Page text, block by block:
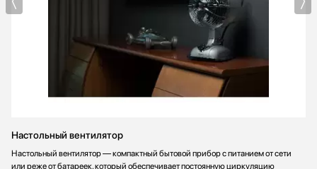
Настольный вентилятор
Настольный вентилятор — компактный бытовой прибор с питанием от сети
или реже от батареек, который обеспечивает постоянную циркуляцию